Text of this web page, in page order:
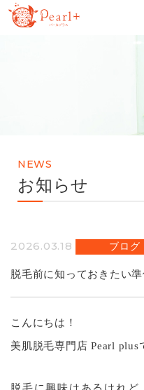
SALON
NEWS
NEWS
お知らせ
2026.03.18 ブログ
脱毛前に知っておきたい
こんにちは！
美肌脱毛専門店 Pearl plus